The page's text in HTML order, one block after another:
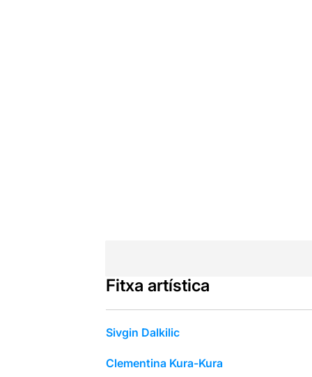
Fitxa artística
Sivgin Dalkilic
Clementina Kura-Kura